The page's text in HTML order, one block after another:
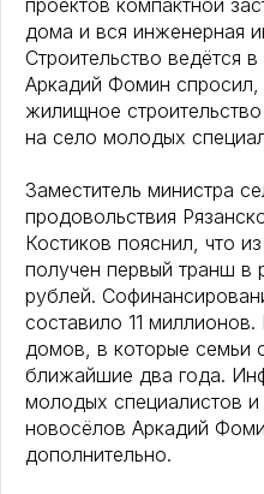
проектов компактной
дома и вся инженерная
Строительство ведётся
Аркадий Фомин спросил,
жилищное
на село молодых
Заместитель министра
продовольствия
Костиков пояснил, что
получен первый транш в
рублей.
составило 11
домов, в которые семьи
ближайшие два года.
молодых специалистов
новосёлов Аркадий
дополнительно.